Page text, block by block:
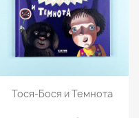
Просмотр
Тося-Бося и Темнота